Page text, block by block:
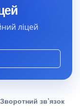
ліцей
Зворотний зв’язок